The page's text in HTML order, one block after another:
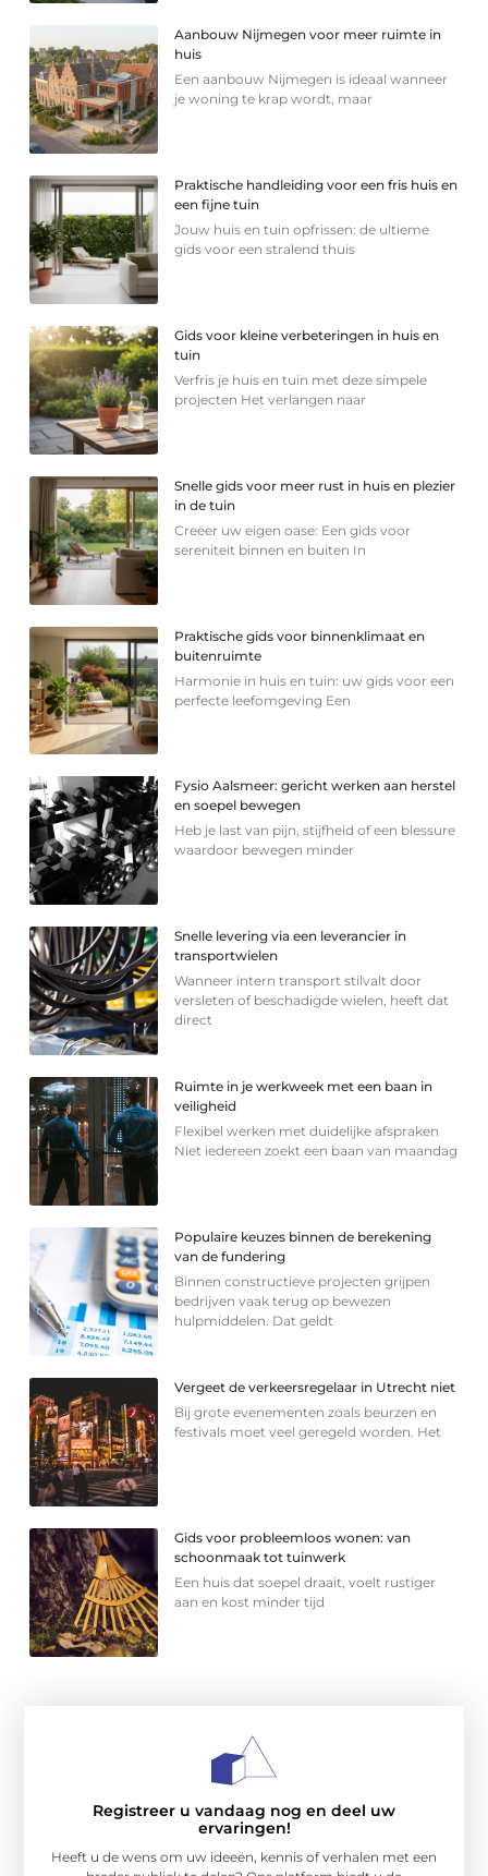
Aanbouw Nijmegen voor meer ruimte in
huis
Een aanbouw Nijmegen is ideaal wanneer
je woning te krap wordt, maar
Praktische handleiding voor een fris huis en
een fijne tuin
Jouw huis en tuin opfrissen: de ultieme
gids voor een stralend thuis
Gids voor kleine verbeteringen in huis en
tuin
Verfris je huis en tuin met deze simpele
projecten Het verlangen naar
Snelle gids voor meer rust in huis en plezier
in de tuin
Creëer uw eigen oase: Een gids voor
sereniteit binnen en buiten In
Praktische gids voor binnenklimaat en
buitenruimte
Harmonie in huis en tuin: uw gids voor een
perfecte leefomgeving Een
Fysio Aalsmeer: gericht werken aan herstel
en soepel bewegen
Heb je last van pijn, stijfheid of een blessure
waardoor bewegen minder
Snelle levering via een leverancier in
transportwielen
Wanneer intern transport stilvalt door
versleten of beschadigde wielen, heeft dat
direct
Ruimte in je werkweek met een baan in
veiligheid
Flexibel werken met duidelijke afspraken
Niet iedereen zoekt een baan van maandag
Populaire keuzes binnen de berekening
van de fundering
Binnen constructieve projecten grijpen
bedrijven vaak terug op bewezen
hulpmiddelen. Dat geldt
Vergeet de verkeersregelaar in Utrecht niet
Bij grote evenementen zoals beurzen en
festivals moet veel geregeld worden. Het
Gids voor probleemloos wonen: van
schoonmaak tot tuinwerk
Een huis dat soepel draait, voelt rustiger
aan en kost minder tijd
Registreer u vandaag nog en deel uw
ervaringen!
Heeft u de wens om uw ideeën, kennis of verhalen met een